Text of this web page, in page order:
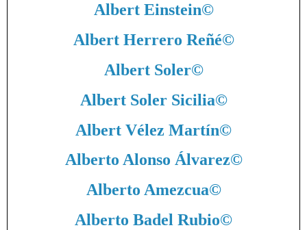
Albert Einstein©
Albert Herrero Reñé©
Albert Soler©
Albert Soler Sicilia©
Albert Vélez Martín©
Alberto Alonso Álvarez©
Alberto Amezcua©
Alberto Badel Rubio©